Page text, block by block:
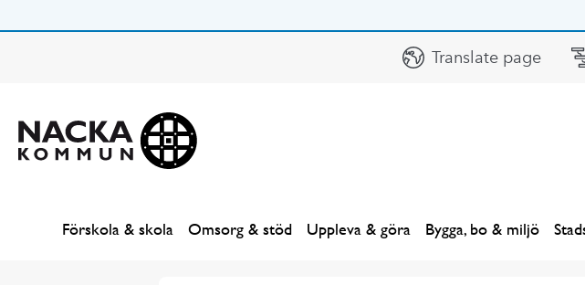
Translate page
Förskola & skola Omsorg & stöd Uppleva & göra Bygga, bo & miljö